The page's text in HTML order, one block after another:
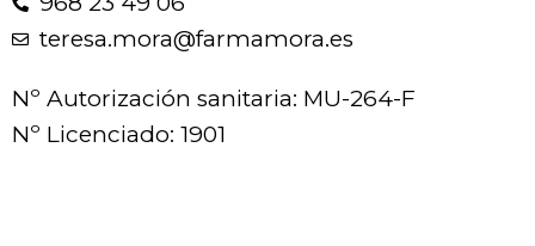
teresa.mora@farmamora.es
Nº Autorización sanitaria: MU-264-F
Nº Licenciado: 1901